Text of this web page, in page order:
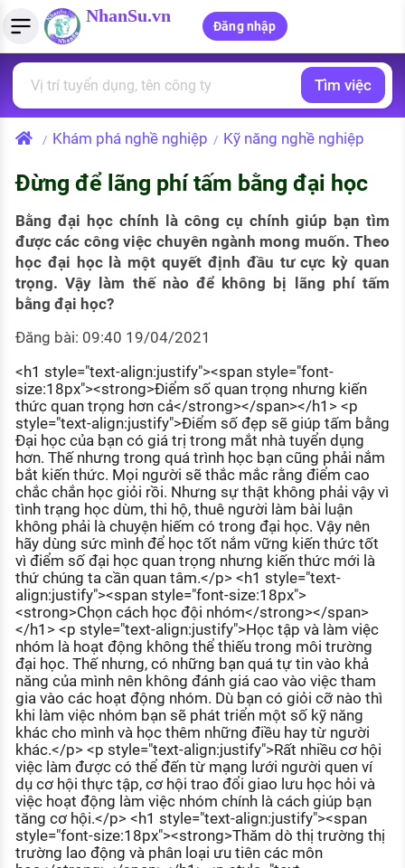
NhanSu.vn
Đăng nhập
Tìm việc làm
Việc làm ngành luật
Việc làm lương cao
Việc làm tốt nhất
CÔNG TY
Danh sách nhà tuyển dụng
Nhà tuyển dụng hàng đầu
Quản lý CV
Tải CV lên
Tạo CV trực tuyến
MẪU CV THEO STYLE
Mẫu CV đơn giản
Tính lương Gross - Net
Tính thuế thu nhập cá nhân
Tính trợ cấp thất nghiệp
PHÁP LUẬT VIỆT NAM
Văn bản pháp luật
PHÁP LUẬT LAO ĐỘNG
Lao động và tiền lương
Bảo hiểm và phúc lợi
Thuế thu nhập
Hồ sơ biểu mẫu
Chính sách lao động
KHÁM PHÁ NGHỀ NGHIỆP
Tử vi nghề nghiệp
Kỹ năng nghề nghiệp
HƯỚNG NGHIỆP VIỆC LÀM
Đặc trưng từng nghề
Xu hướng việc làm
XÂY DỰNG VÀ PHÁT TRIỂN ĐỘI NGŨ
NHÂN SỰ
TUYỂN DỤNG VIỆC LÀM
Tìm việc
/ Khám phá nghề nghiệp / Kỹ năng nghề nghiệp
Đừng để lãng phí tấm bằng đại học
Bằng đại học chính là công cụ chính giúp bạn tìm
được các công việc chuyên ngành mong muốn. Theo
học đại học là một quyết định đầu tư cực kỳ quan
trọng. Vậy làm thế nào để không bị lãng phí tấm
bằng đại học?
Đăng bài: 09:40 19/04/2021
<h1 style="text-align:justify"><span style="font-
size:18px"><strong>Điểm số quan trọng nhưng kiến
thức quan trọng hơn cả</strong></span></h1> <p
style="text-align:justify">Điểm số đẹp sẽ giúp tấm bằng
Đại học của bạn có giá trị trong mắt nhà tuyển dụng
hơn. Thế nhưng trong quá trình học bạn cũng phải nắm
bắt kiến thức. Mọi người sẽ thắc mắc rằng điểm cao
chắc chắn học giỏi rồi. Nhưng sự thật không phải vậy vì
tình trạng học dùm, thi hộ, thuê người làm bài luận
không phải là chuyện hiếm có trong đại học. Vậy nên
hãy dùng sức mình để học tốt nắm vững kiến thức tốt
vì điểm số đại học quan trọng nhưng kiến thức mới là
thứ chúng ta cần quan tâm.</p> <h1 style="text-
align:justify"><span style="font-size:18px">
<strong>Chọn cách học đội nhóm</strong></span>
</h1> <p style="text-align:justify">Học tập và làm việc
nhóm là hoạt động không thể thiếu trong môi trường
đại học. Thế nhưng, có những bạn quá tự tin vào khả
năng của mình nên không đánh giá cao vào việc tham
gia vào các hoạt động nhóm. Dù bạn có giỏi cỡ nào thì
khi làm việc nhóm bạn sẽ phát triển một số kỹ năng
khác cho mình và học thêm những điều hay từ người
khác.</p> <p style="text-align:justify">Rất nhiều cơ hội
việc làm được có thể đến từ mạng lưới người quen ví
dụ cơ hội thực tập, cơ hội trao đổi giao lưu học hỏi và
việc hoạt động làm việc nhóm chính là cách giúp bạn
tăng cơ hội.</p> <h1 style="text-align:justify"><span
style="font-size:18px"><strong>Thăm dò thị trường thị
trường lao động và phân loại ưu tiên các môn